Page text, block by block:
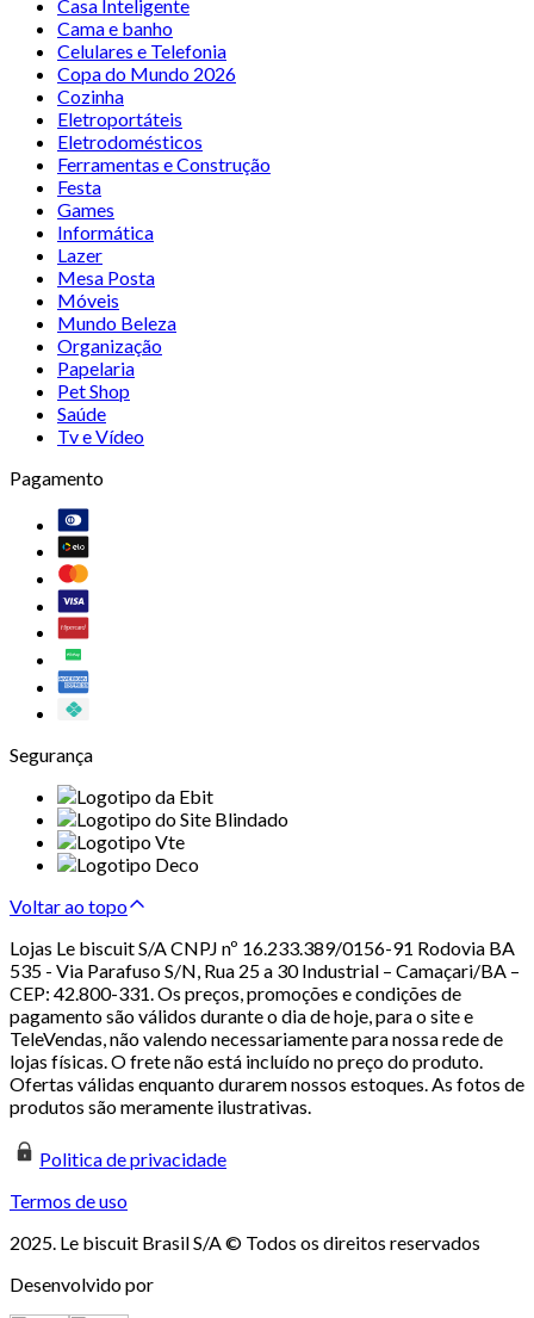
Casa Inteligente
Cama e banho
Celulares e Telefonia
Copa do Mundo 2026
Cozinha
Eletroportáteis
Eletrodomésticos
Ferramentas e Construção
Festa
Games
Informática
Lazer
Mesa Posta
Móveis
Mundo Beleza
Organização
Papelaria
Pet Shop
Saúde
Tv e Vídeo
Pagamento
Segurança
Voltar ao topo
Lojas Le biscuit S/A CNPJ nº 16.233.389/0156-91 Rodovia BA
535 - Via Parafuso S/N, Rua 25 a 30 Industrial – Camaçari/BA –
CEP: 42.800-331. Os preços, promoções e condições de
pagamento são válidos durante o dia de hoje, para o site e
TeleVendas, não valendo necessariamente para nossa rede de
lojas físicas. O frete não está incluído no preço do produto.
Ofertas válidas enquanto durarem nossos estoques. As fotos de
produtos são meramente ilustrativas.
Politica de privacidade
Termos de uso
2025. Le biscuit Brasil S/A © Todos os direitos reservados
Desenvolvido por